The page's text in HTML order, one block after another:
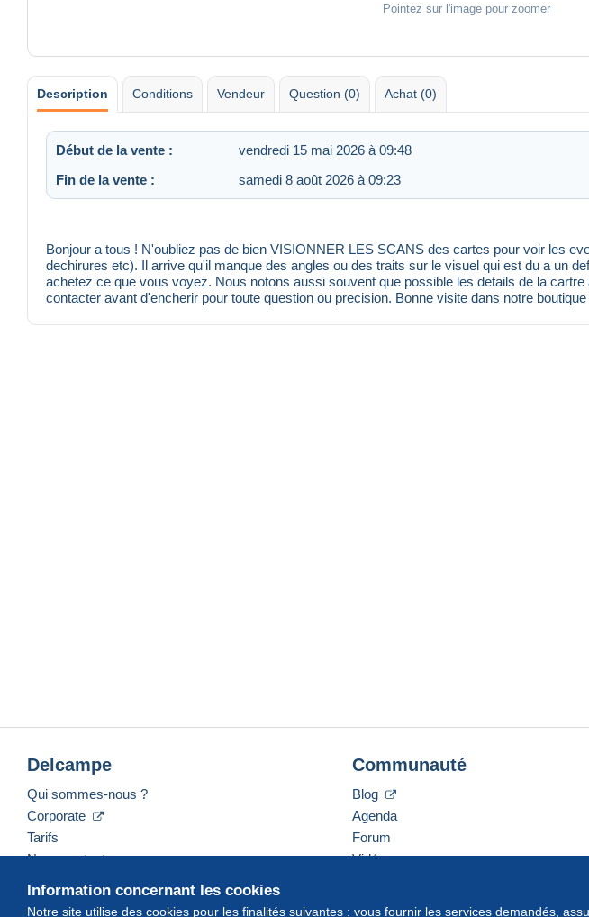
Pointez sur l'image pour zoomer
Description Conditions Vendeur Question (0) Achat (0)
Début de la vente : vendredi 15 mai 2026 à 09:48
Fin de la vente :
samedi 8 août 2026 à 09:23
Bonjour a tous ! N'oubliez pas de bien VISIONNER LES SCANS des cartes pour voir les
dechirures etc). Il arrive qu'il manque des angles ou des traits sur le visuel qui est du a un
achetez ce que vous voyez. Nous notons aussi souvent que possible les details de la
contacter avant d'encherir pour toute question ou precision. Bonne visite dans notre
Information concernant les cookies
Notre site utilise des cookies pour les finalités suivantes : vous fournir les services demandés,
Delcampe
Qui sommes-nous ?
Corporate
Tarifs
Nous contacter
Communauté
Blog
Agenda
Forum
Vidéos